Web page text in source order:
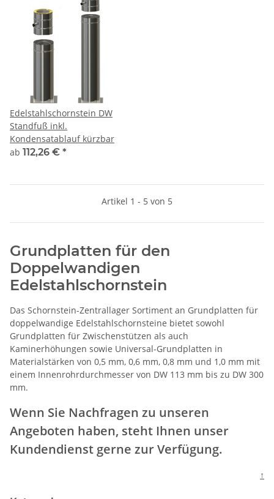
Edelstahlschornstein DW
Standfuß inkl.
Kondensatablauf kürzbar
ab 112,26 € *
Artikel 1 - 5 von 5
Grundplatten für den
Doppelwandigen
Edelstahlschornstein
Das Schornstein-Zentrallager Sortiment an Grundplatten für
doppelwandige Edelstahlschornsteine bietet sowohl
Grundplatten für Zwischenstützen als auch
Kaminerhöhungen sowie Universal-Grundplatten in
Materialstärken von 0,5 mm, 0,6 mm, 0,8 mm und 1,0 mm mit
einem Innenrohrdurchmesser von DW 113 mm bis zu DW 300
mm.
Wenn Sie Nachfragen zu unseren
Angeboten haben, steht Ihnen unser
Kundendienst gerne zur Verfügung.
↑